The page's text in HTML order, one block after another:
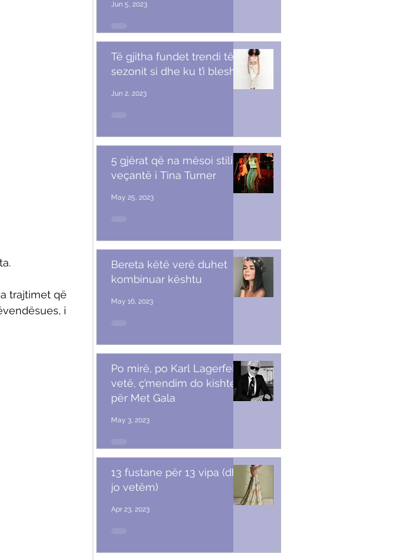
trajtimet që
i
Jun 5, 2023
Të gjitha fundet trendi të
sezonit si dhe ku t’i blesh
Jun 2, 2023
5 gjërat që na mësoi stili i
veçantë i Tina Turner
May 25, 2023
Bereta këtë verë duhet
kombinuar kështu
May 16, 2023
Po mirë, po Karl Lagerfeld
vetë, ç’mendim do kishte
për Met Gala
May 3, 2023
13 fustane për 13 vipa (dhe
jo vetëm)
Apr 23, 2023